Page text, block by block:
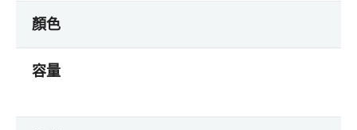
顏色
容量